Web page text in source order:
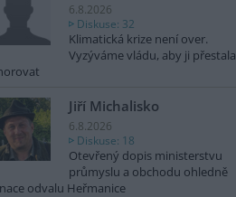
6.8.2026
Diskuse: 32
Klimatická krize není over.
Vyzýváme vládu, aby ji přestala
Jiří Michalisko
6.8.2026
Diskuse: 18
Otevřený dopis ministerstvu
průmyslu a obchodu ohledně
odvalu Heřmanice